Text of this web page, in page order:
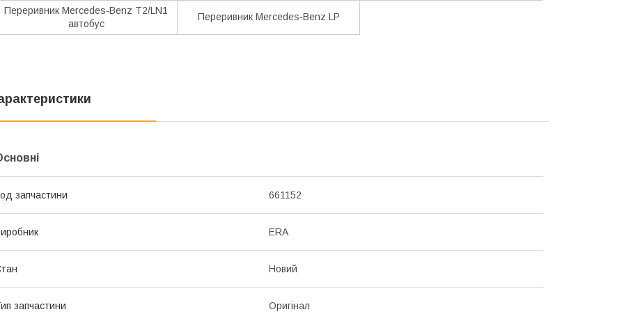
Переривник Mercedes-Benz T2/LN1
автобус
Переривник Mercedes-Benz LP
запчастини 661152
ERA
Новий
запчастини Оригінал